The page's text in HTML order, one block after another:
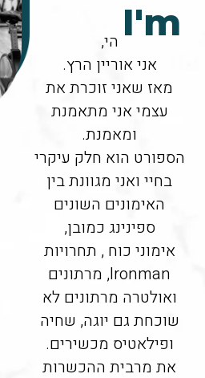
I'm הי,
אני אוריין הרץ.
מאז שאני זוכרת את
עצמי אני מתאמנת
ומאמנת.
הספורט הוא חלק עיקרי
בחיי ואני מגוונת בין
האימונים השונים
ספינינג כמובן,
אימוני כוח , תחרויות
Ironman, מרתונים
ואולטרה מרתונים לא
שוכחת גם יוגה, שחיה
ופילאטיס מכשירים.
את מרבית ההכשרות